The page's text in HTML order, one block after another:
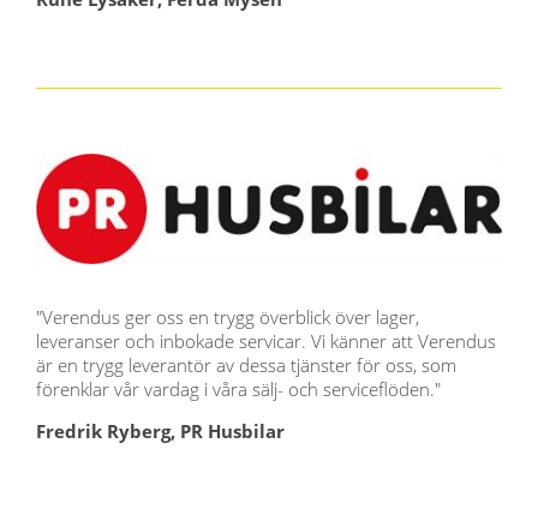
"Verendus ger oss en trygg överblick över lager,
leveranser och inbokade servicar. Vi känner att Verendus
är en trygg leverantör av dessa tjänster för oss, som
förenklar vår vardag i våra sälj- och serviceflöden."
Fredrik Ryberg, PR Husbilar